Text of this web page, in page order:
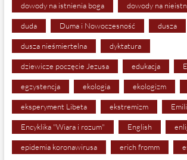
dowody na istnienia boga dowody na
duda Duma i Nowoczesność dusza
dusza nieśmiertelna dyktatura
dziewicze poczęcie Jezusa edukacja
egzystencja ekologia ekologizm
eksperyment Libeta ekstremizm
Encyklika "Wiara i rozum" English
epidemia koronawirusa erich fromm